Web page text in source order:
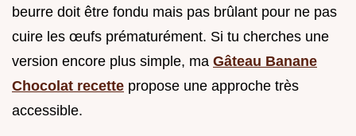
beurre doit être fondu mais pas brûlant pour ne pas
cuire les œufs prématurément. Si tu cherches une
version encore plus simple, ma Gâteau Banane
Chocolat recette propose une approche très
accessible.